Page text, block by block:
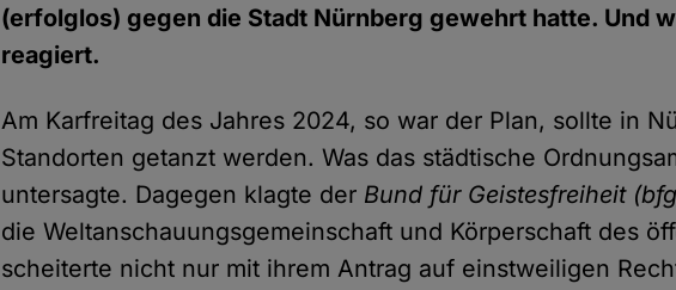
(erfolglos) gegen die Stadt Nürnberg gewehrt hatte. Und
reagiert.
Am Karfreitag des Jahres 2024, so war der Plan, sollte in
Standorten getanzt werden. Was das städtische
untersagte. Dagegen klagte der Bund für Geistesfreiheit
die Weltanschauungsgemeinschaft und Körperschaft des
scheiterte nicht nur mit ihrem Antrag auf einstweiligen